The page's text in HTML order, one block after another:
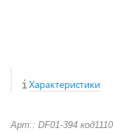
Характеристики
Арт.: DF01-394 код1110